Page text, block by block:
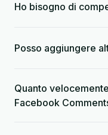
Ho bisogno di
Posso aggiungere
Quanto
Facebook